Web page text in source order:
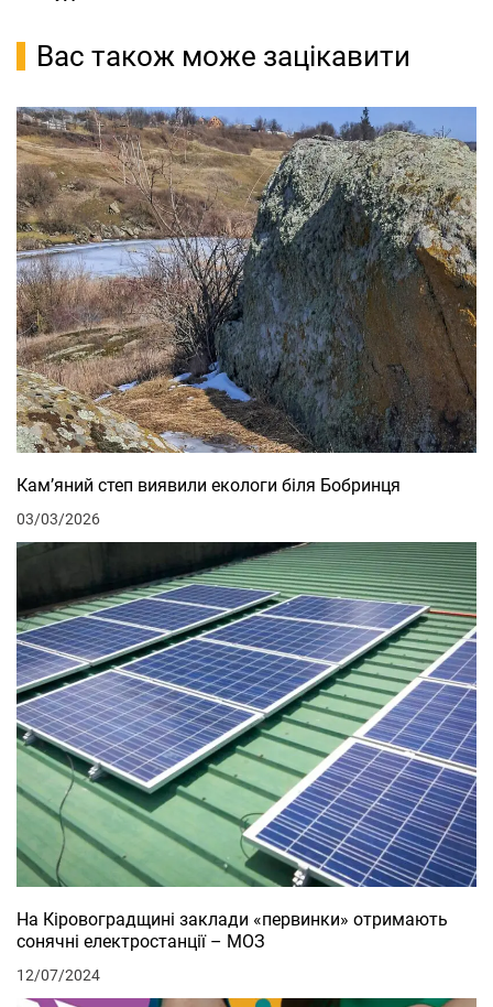
Вас також може зацікавити
Кам’яний степ виявили екологи біля Бобринця
03/03/2026
На Кіровоградщині заклади «первинки» отримають
сонячні електростанції – МОЗ
12/07/2024